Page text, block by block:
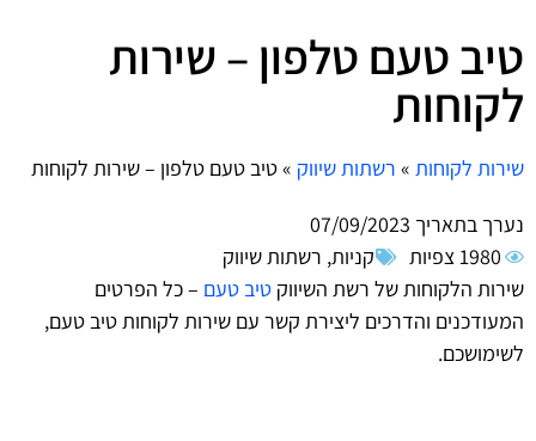
טיב טעם טלפון – שירות
לקוחות
שירות לקוחות » רשתות שיווק »טיב טעם טלפון – שירות לקוחות
נערך בתאריך 07/09/2023
1980 צפיות
קניות, רשתות שיווק
שירות הלקוחות של רשת השיווק טיב טעם – כל הפרטים
המעודכנים והדרכים ליצירת קשר עם שירות לקוחות טיב טעם,
לשימושכם.